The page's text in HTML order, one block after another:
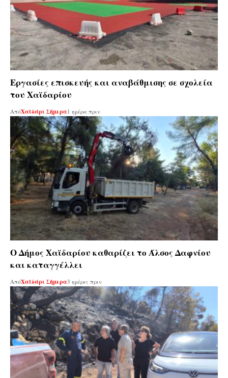
Εργασίες επισκευής και αναβάθμισης σε σχολεία
του Χαϊδαρίου
ΑπόΧαϊδάρι Σήμερα 1 ημέρα πριν
Ο Δήμος Χαϊδαρίου καθαρίζει το Άλσος Δαφνίου
και καταγγέλλει
ΑπόΧαϊδάρι Σήμερα3 ημέρες πριν